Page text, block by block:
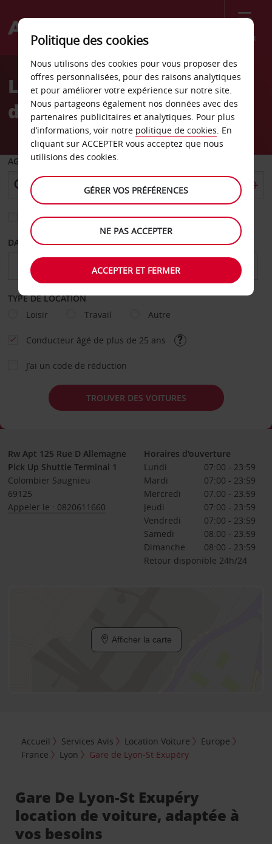
Menu
Welcome
AvisLocation de voiture Gare
de Lyon-St Exupéry
AGENCE DE DÉPART
Sélectionnez une autre agence de retour
DATE DE DÉPART DATE DE RETOUR
TYPE DE LOCATION
Loisir
Travail Autre
Conducteur âgé de plus de 25 ans
J’ai un code de réduction
TROUVER DES VOITURES
Rw Apt 125 Rue D Allemagne
Pick Up Shuttle Terminal 1
Colombier Saugnieu
69125
Appeler le : 0820611660
Horaires d'ouverture
Lundi
07:00 - 23:59
Mardi
07:00 - 23:59
Mercredi
07:00 - 23:59
Jeudi
07:00 - 23:59
Vendredi
07:00 - 23:59
Samedi
08:00 - 23:59
Dimanche
08:00 - 23:59
Retour disponible 24h/24
Afficher la carte
Accueil Services Avis Location Voiture
Europe
France
Lyon Gare de Lyon-St Exupéry
Gare De Lyon-St Exupéry
location de voiture, adaptée à
vos besoins
Politique des cookies
Nous utilisons des cookies pour vous proposer des
offres personnalisées, pour des raisons analytiques
et pour améliorer votre expérience sur notre site.
Nous partageons également nos données avec des
partenaires publicitaires et analytiques. Pour plus
d’informations, voir notre politique de cookies. En
cliquant sur ACCEPTER vous acceptez que nous
utilisions des cookies.
GÉRER VOS PRÉFÉRENCES
NE PAS ACCEPTER
ACCEPTER ET FERMER